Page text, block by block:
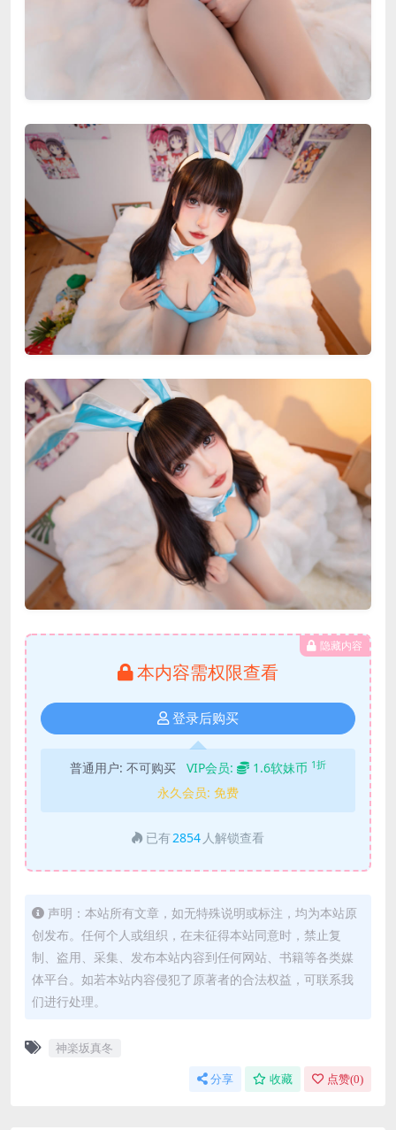
隐藏内容
本内容需权限查看
登录后购买
普通用户: 不可购买 VIP会员: 1.6软妹币 1折
永久会员: 免费
已有2854 人解锁查看
声明：本站所有文章，如无特殊说明或标注，均为本站原
创发布。任何个人或组织，在未征得本站同意时，禁止复
制、盗用、采集、发布本站内容到任何网站、书籍等各类媒
体平台。如若本站内容侵犯了原著者的合法权益，可联系我
们进行处理。
神楽坂真冬
分享 收藏 点赞(0)